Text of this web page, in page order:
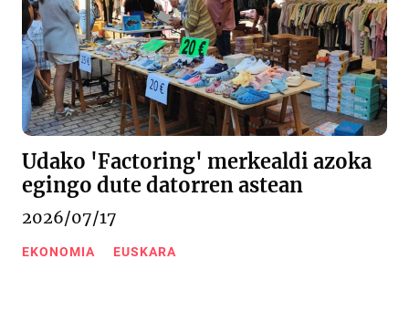
Udako 'Factoring' merkealdi azoka
egingo dute datorren astean
2026/07/17
EKONOMIA EUSKARA